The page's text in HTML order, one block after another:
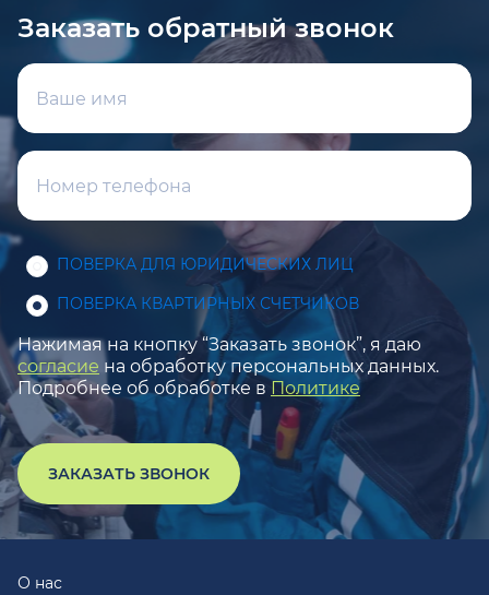
Заказать обратный звонок
ПОВЕРКА ДЛЯ ЮРИДИЧЕСКИХ ЛИЦ
ПОВЕРКА КВАРТИРНЫХ СЧЕТЧИКОВ
Нажимая на кнопку “Заказать звонок”, я даю
согласие на обработку персональных данных.
Подробнее об обработке в Политике
ЗАКАЗАТЬ ЗВОНОК
О нас